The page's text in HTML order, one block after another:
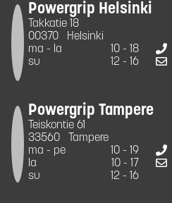
Powergrip Helsinki
Takkatie 18
00370
Helsinki
ma - la
10 - 18
su
12 - 16
Powergrip Tampere
Teiskontie 61
33560
Tampere
ma - pe
10 - 19
la
10 - 17
su
12 - 16